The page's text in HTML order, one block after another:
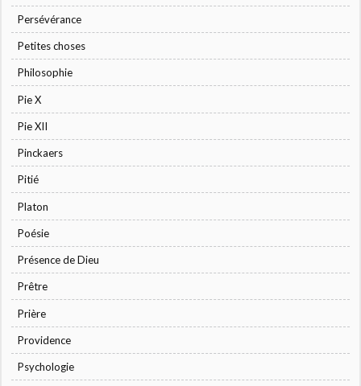
Persévérance
Petites choses
Philosophie
Pie X
Pie XII
Pinckaers
Pitié
Platon
Poésie
Présence de Dieu
Prêtre
Prière
Providence
Psychologie